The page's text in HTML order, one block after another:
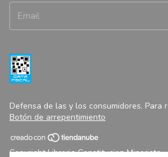
Defensa de las y los consumidores. Para
Botón de arrepentimiento
Copyright Libreria Constitucion Minorista